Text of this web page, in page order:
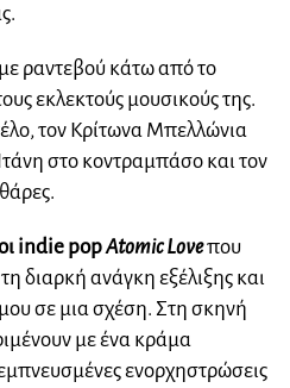
ραντεβού κάτω από το
εκλεκτούς μουσικούς της.
τον Κρίτωνα Μπελλώνια
στο κοντραμπάσο και τον
indie popAtomic Loveπου
διαρκή ανάγκη εξέλιξης και
σε μια σχέση. Στη σκηνή
με ένα κράμα
ενορχηστρώσεις